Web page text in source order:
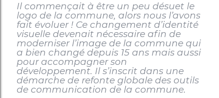
Il commençait à être un peu désuet le
logo de la commune, alors nous l’avons
fait évoluer ! Ce changement d’identité
visuelle devenait nécessaire afin de
moderniser l’image de la commune qui
a bien changé depuis 15 ans mais aussi
pour accompagner son
développement. Il s’inscrit dans une
démarche de refonte globale des outils
de communication de la commune.